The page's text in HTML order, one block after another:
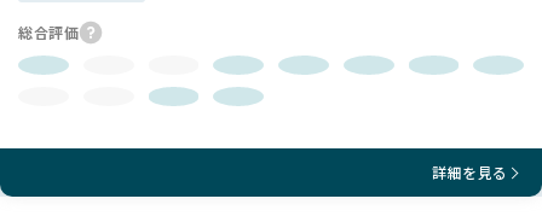
総合評価
詳細を見る